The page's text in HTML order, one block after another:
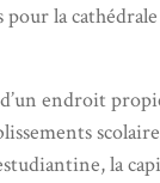
la
endroit
la